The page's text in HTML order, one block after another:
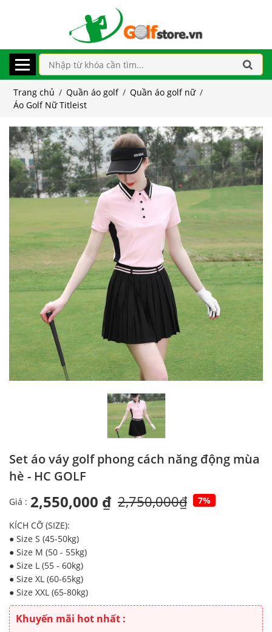
Trang chủ / Quần áo golf / Quần áo golf nữ /
Áo Golf Nữ Titleist
Set áo váy golf phong cách năng động mùa
hè - HC GOLF
Giá : 2,550,000 ₫ 2,750,000₫ 7%
KÍCH CỠ (SIZE):
● Size S (45-50kg)
● Size M (50 - 55kg)
● Size L (55 - 60kg)
● Size XL (60-65kg)
● Size XXL (65-80kg)
Khuyến mãi hot nhất :